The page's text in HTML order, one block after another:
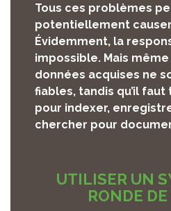
Tous ces problèmes
potentiellement
Évidemment, la
impossible. Mais
données acquises ne
fiables, tandis qu’il
pour indexer,
chercher pour
UTILISER UN
RONDE